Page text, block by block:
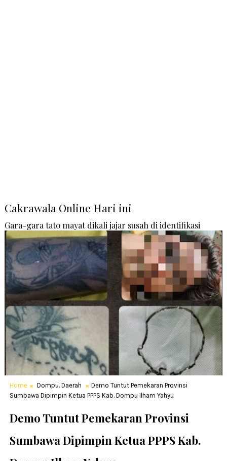
Cakrawala Online Hari ini
Gara-gara tato mayat dikali jajar susah di identifikasi
Home Dompu. Daerah
Demo Tuntut Pemekaran Provinsi
Sumbawa Dipimpin Ketua PPPS Kab. Dompu Ilham Yahyu
Demo Tuntut Pemekaran Provinsi
Sumbawa Dipimpin Ketua PPPS Kab.